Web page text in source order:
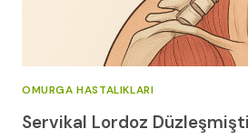
OMURGA HASTALIKLARI
Servikal Lordoz